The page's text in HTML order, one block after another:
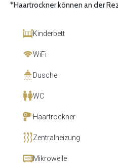
*Haartrockner können an der
Kinderbett
WiFi
Dusche
WC
Haartrockner
Zentralheizung
Mikrowelle